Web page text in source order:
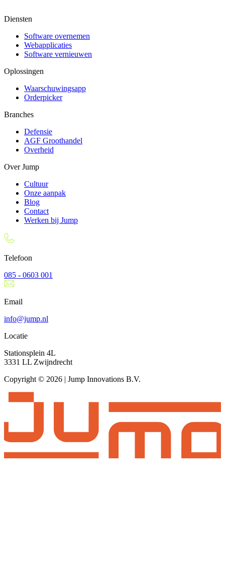
Diensten
Software overnemen
Webapplicaties
Software vernieuwen
Oplossingen
Waarschuwingsapp
Orderpicker
Branches
Defensie
AGF Groothandel
Overheid
Over Jump
Cultuur
Onze aanpak
Blog
Contact
Werken bij Jump
Telefoon
085 - 0603 001
Email
info@jump.nl
Locatie
Stationsplein 4L
3331 LL Zwijndrecht
Copyright © 2026 | Jump Innovations B.V.